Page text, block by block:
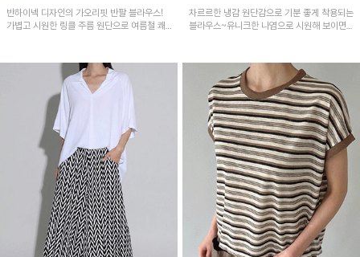
반하이넥 디자인의 가오리핏 반팔 블라우스!
가볍고 시원한 링클 주름 원단으로 여름철 쾌
차르르한 냉감 원단감으로 기분 좋게 착용되는
블라우스~유니크한 나염으로 시원해 보이면